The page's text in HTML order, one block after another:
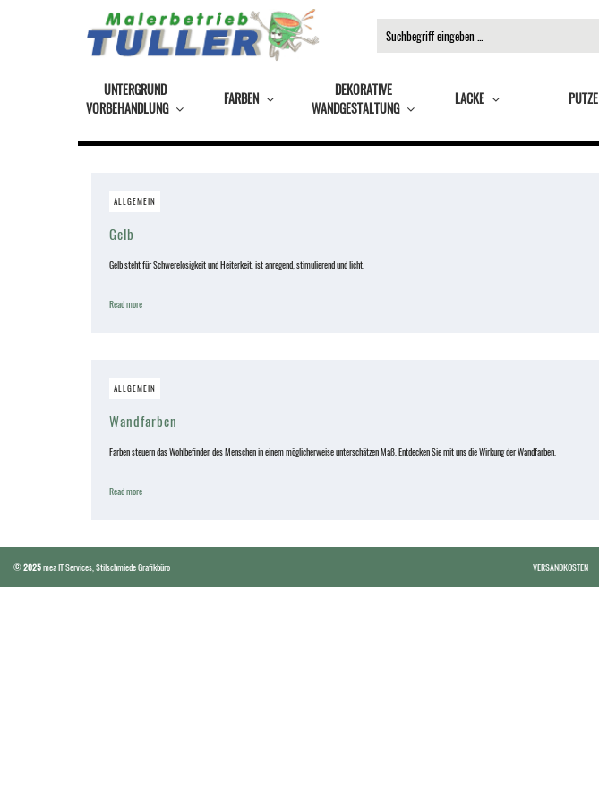
UNTERGRUND
VORBEHANDLUNG
FARBEN
DEKORATIVE
WANDGESTALTUNG
LACKE PUTZE
ALLGEMEIN
Gelb
Gelb steht für Schwerelosigkeit und Heiterkeit, ist anregend, stimulierend und licht.
Read more
ALLGEMEIN
Wandfarben
Farben steuern das Wohlbefinden des Menschen in einem möglicherweise unterschätzen Maß. Entdecken Sie mit uns die Wirkung der Wandfarben.
Read more
©2025mea IT Services,Stilschmiede Grafikbüro VERSANDKOSTEN